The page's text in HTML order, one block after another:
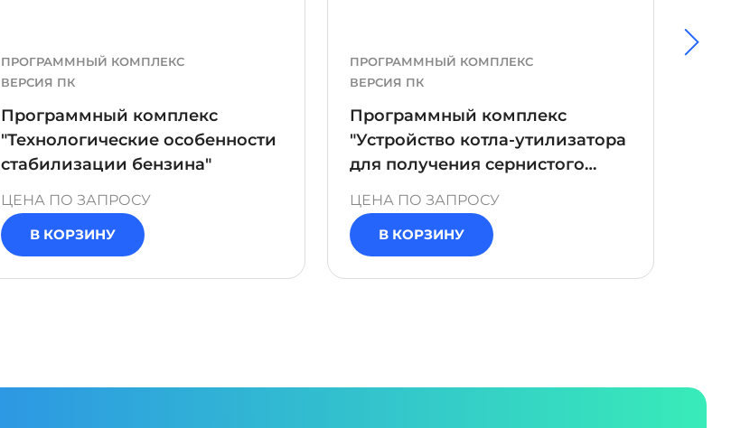
ПРОГРАММНЫЙ КОМПЛЕКС
ВЕРСИЯ ПК
Программный комплекс
"Технологические особенности
стабилизации бензина"
ЦЕНА ПО ЗАПРОСУ
В КОРЗИНУ
ПРОГРАММНЫЙ КОМПЛЕКС
ВЕРСИЯ ПК
Программный комплекс
"Устройство котла-утилизатора
для получения сернистого
ЦЕНА ПО ЗАПРОСУ
В КОРЗИНУ